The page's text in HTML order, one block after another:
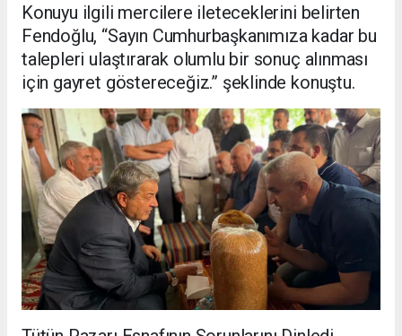
Konuyu ilgili mercilere ileteceklerini belirten
Fendoğlu, “Sayın Cumhurbaşkanımıza kadar bu
talepleri ulaştırarak olumlu bir sonuç alınması
için gayret göstereceğiz.” şeklinde konuştu.